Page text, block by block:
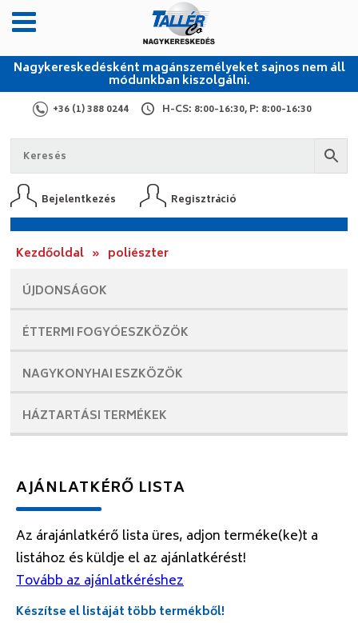
Nagykereskedésként magánszemélyeket sajnos nem áll
módunkban kiszolgálni.
+36 (1) 388 0244 H-CS: 8:00-16:30, P: 8:00-16:30
Bejelentkezés Regisztráció
Kezdőoldal » poliészter
ÚJDONSÁGOK
ÉTTERMI FOGYÓESZKÖZÖK
NAGYKONYHAI ESZKÖZÖK
HÁZTARTÁSI TERMÉKEK
AJÁNLATKÉRŐ LISTA
Az árajánlatkérő lista üres, adjon terméke(ke)t a
listához és küldje el az ajánlatkérést!
Tovább az ajánlatkéréshez
Készítse el listáját több termékből!